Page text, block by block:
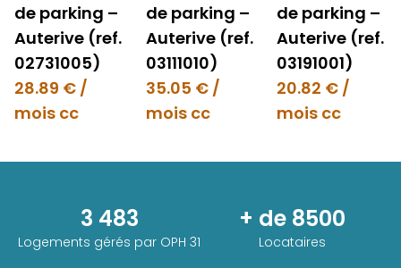
de parking –
Auterive (ref.
02731005)
28.89 € /
mois cc
de parking –
Auterive (ref.
03111010)
35.05 € /
mois cc
de parking –
Auterive (ref.
03191001)
20.82 € /
mois cc
3 483
Logements gérés par OPH 31
+ de 8500
Locataires